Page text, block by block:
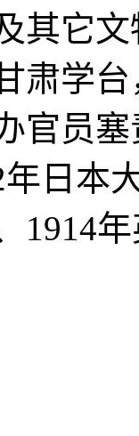
其它
肃学
官员
日本
1914